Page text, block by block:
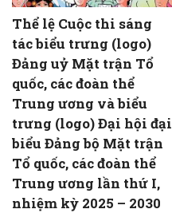
Thể lệ Cuộc thi sáng
tác biểu trưng (logo)
Đảng uỷ Mặt trận Tổ
quốc, các đoàn thể
Trung ương và biểu
trưng (logo) Đại hội đại
biểu Đảng bộ Mặt trận
Tổ quốc, các đoàn thể
Trung ương lần thứ I,
nhiệm kỳ 2025 – 2030